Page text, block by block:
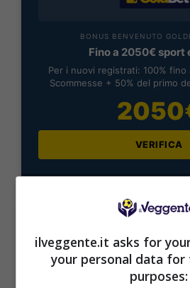
BONUS BENVENUTO
Fino a 2050€ sport
Per i nuovi registrati: 100%
Scommesse + 50% del primo
VERIFICA
BONUS BENVENUTO
ilveggente.it asks for
your personal data
purposes: